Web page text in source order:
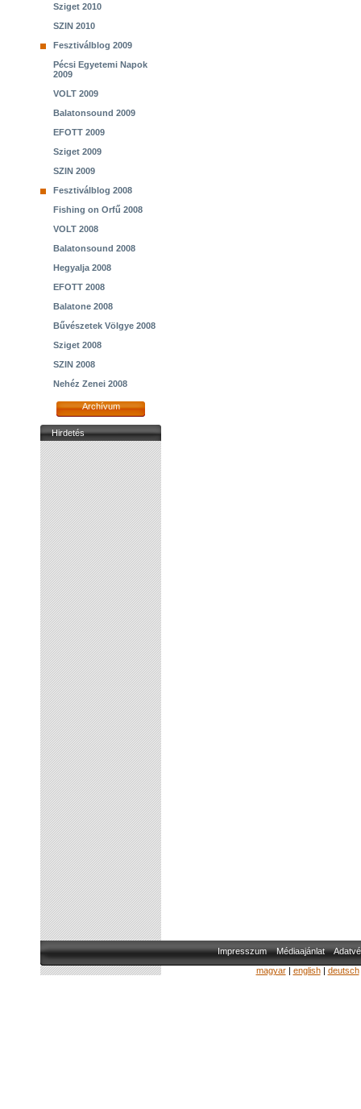
Sziget 2010
SZIN 2010
Fesztiválblog 2009
Pécsi Egyetemi Napok
2009
VOLT 2009
Balatonsound 2009
EFOTT 2009
Sziget 2009
SZIN 2009
Fesztiválblog 2008
Fishing on Orfű 2008
VOLT 2008
Balatonsound 2008
Hegyalja 2008
EFOTT 2008
Balatone 2008
Bűvészetek Völgye 2008
Sziget 2008
SZIN 2008
Nehéz Zenei 2008
Archívum
Hirdetés
Impresszum Médiaajánlat
magyar| english| deutsch